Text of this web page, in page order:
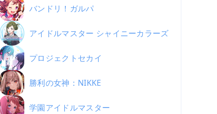
バンドリ！ガルパ
アイドルマスター シャイニーカラーズ
プロジェクトセカイ
勝利の女神：NIKKE
学園アイドルマスター